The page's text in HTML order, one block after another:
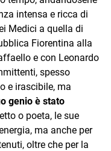
intensa e ricca di
Medici a quella di
Fiorentina alla
e con Leonardo
spesso
e irascibile, ma
genio è stato
o poeta, le sue
ma anche per
oltre che per la